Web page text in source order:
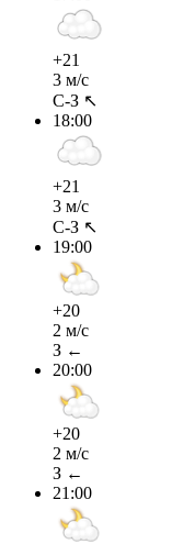
+21
3 м/с
С-З ↖
18:00
+21
3 м/с
С-З ↖
19:00
+20
2 м/с
З ←
20:00
+20
2 м/с
З ←
21:00